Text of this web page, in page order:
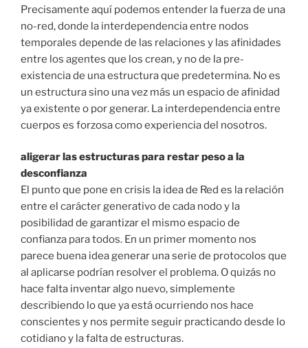
Precisamente aquí podemos entender la fuerza de una
no-red, donde la interdependencia entre nodos
temporales depende de las relaciones y las afinidades
entre los agentes que los crean, y no de la pre-
existencia de una estructura que predetermina. No es
un estructura sino una vez más un espacio de afinidad
ya existente o por generar. La interdependencia entre
cuerpos es forzosa como experiencia del nosotros.
aligerar las estructuras para restar peso a la
desconfianza
El punto que pone en crisis la idea de Red es la relación
entre el carácter generativo de cada nodo y la
posibilidad de garantizar el mismo espacio de
confianza para todos. En un primer momento nos
parece buena idea generar una serie de protocolos que
al aplicarse podrían resolver el problema. O quizás no
hace falta inventar algo nuevo, simplemente
describiendo lo que ya está ocurriendo nos hace
conscientes y nos permite seguir practicando desde lo
cotidiano y la falta de estructuras.